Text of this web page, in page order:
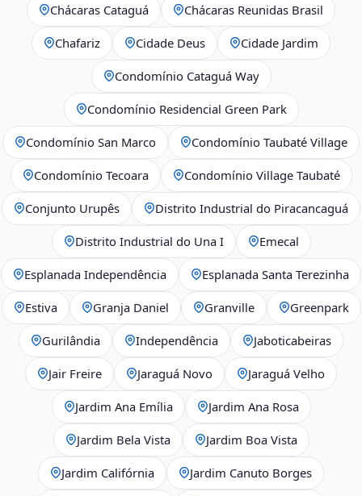
Chácaras Cataguá Chácaras Reunidas Brasil
Chafariz Cidade Deus Cidade Jardim
Condomínio Cataguá Way
Condomínio Residencial Green Park
Condomínio San Marco Condomínio Taubaté Village
Condomínio Tecoara Condomínio Village Taubaté
Conjunto Urupês Distrito Industrial do Piracancaguá
Distrito Industrial do Una I Emecal
Esplanada Independência Esplanada Santa Terezinha
Estiva Granja Daniel Granville Greenpark
Gurilândia Independência Jaboticabeiras
Jair Freire Jaraguá Novo Jaraguá Velho
Jardim Ana Emília Jardim Ana Rosa
Jardim Bela Vista Jardim Boa Vista
Jardim Califórnia Jardim Canuto Borges